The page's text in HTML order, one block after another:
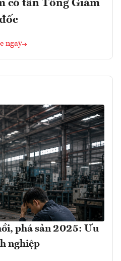
có tân Tổng Giám
đốc
ngay
phá sản 2025: Ưu
nghiệp